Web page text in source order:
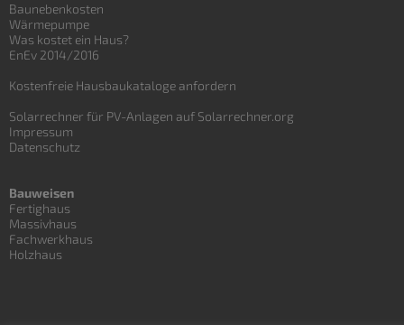
Baunebenkosten
Wärmepumpe
Was kostet ein Haus?
EnEv 2014/2016
Kostenfreie Hausbaukataloge anfordern
Solarrechner für PV-Anlagen auf Solarrechner.org
Impressum
Datenschutz
Bauweisen
Fertighaus
Massivhaus
Fachwerkhaus
Holzhaus